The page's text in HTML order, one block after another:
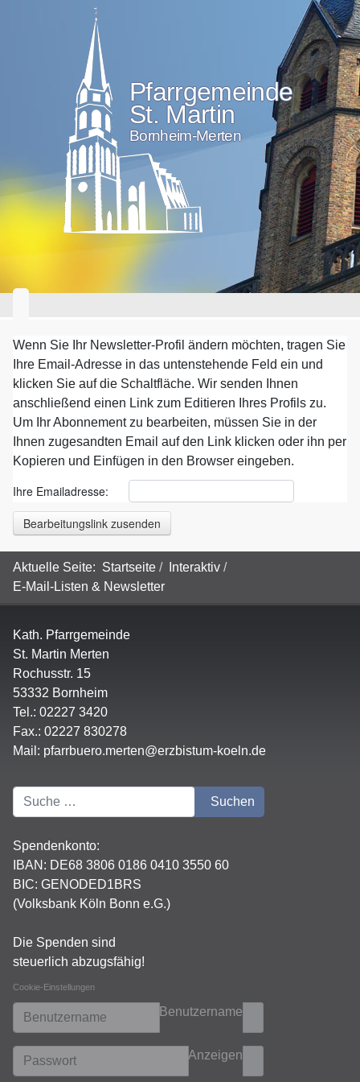
Pfarrgemeinde
St. Martin
Bornheim-Merten
Wenn Sie Ihr Newsletter-Profil ändern möchten, tragen Sie
Ihre Email-Adresse in das untenstehende Feld ein und
klicken Sie auf die Schaltfläche. Wir senden Ihnen
anschließend einen Link zum Editieren Ihres Profils zu.
Um Ihr Abonnement zu bearbeiten, müssen Sie in der
Ihnen zugesandten Email auf den Link klicken oder ihn per
Kopieren und Einfügen in den Browser eingeben.
Ihre Emailadresse:
Bearbeitungslink zusenden
Aktuelle Seite: Startseite
Interaktiv
E-Mail-Listen & Newsletter
Kath. Pfarrgemeinde
St. Martin Merten
Rochusstr. 15
53332 Bornheim
Tel.: 02227 3420
Fax.: 02227 830278
Mail: pfarrbuero.merten@erzbistum-koeln.de
Suchen Suchen
Spendenkonto:
IBAN: DE68 3806 0186 0410 3550 60
BIC: GENODED1BRS
(Volksbank Köln Bonn e.G.)
Die Spenden sind
steuerlich abzugsfähig!
Cookie-Einstellungen
Benutzername
Anzeigen